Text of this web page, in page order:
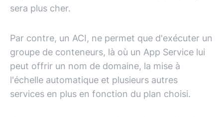
sera plus cher.
Par contre, un ACI, ne permet que d'exécuter un
groupe de conteneurs, là où un App Service lui
peut offrir un nom de domaine, la mise à
l'échelle automatique et plusieurs autres
services en plus en fonction du plan choisi.